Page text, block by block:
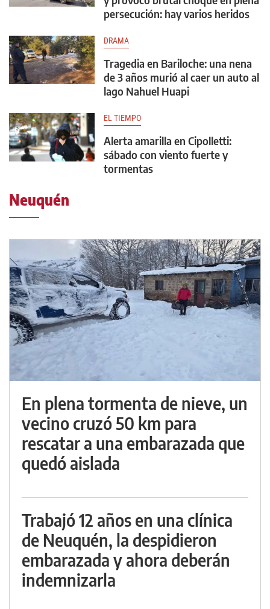
persecución: hay varios heridos
DRAMA
Tragedia en Bariloche: una nena
de 3 años murió al caer un auto al
lago Nahuel Huapi
EL TIEMPO
Alerta amarilla en Cipolletti:
sábado con viento fuerte y
tormentas
Neuquén
En plena tormenta de nieve, un
vecino cruzó 50 km para
rescatar a una embarazada que
quedó aislada
Trabajó 12 años en una clínica
de Neuquén, la despidieron
embarazada y ahora deberán
indemnizarla